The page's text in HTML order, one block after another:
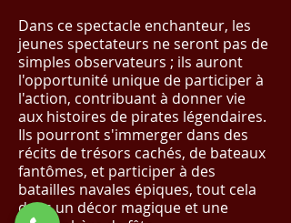
Dans ce spectacle enchanteur, les
jeunes spectateurs ne seront pas de
simples observateurs ; ils auront
l'opportunité unique de participer à
l'action, contribuant à donner vie
aux histoires de pirates légendaires.
Ils pourront s'immerger dans des
récits de trésors cachés, de bateaux
fantômes, et participer à des
batailles navales épiques, tout cela
dans un décor magique et une